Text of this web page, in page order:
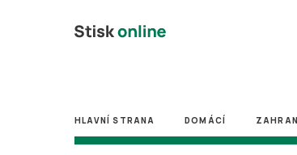
HLAVNÍ STRANA DOMÁCÍ